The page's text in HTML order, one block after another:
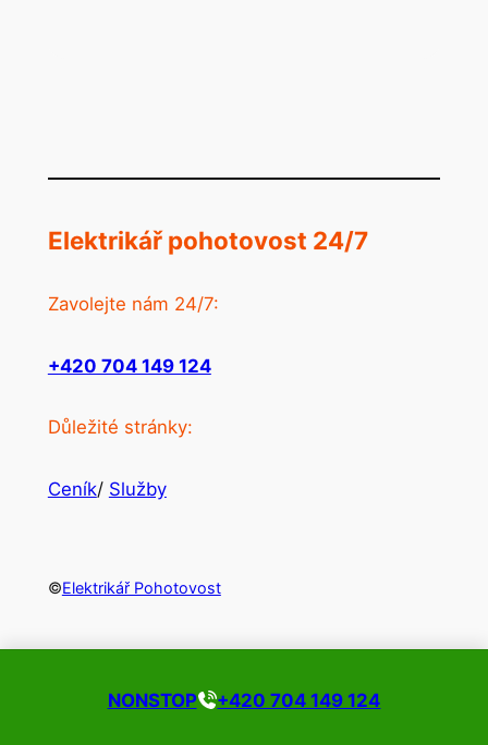
NONSTOP +420 704 149 124
Elektrikář pohotovost 24/7
Zavolejte nám 24/7:
+420 704 149 124
Důležité stránky:
Ceník/ Služby
©Elektrikář Pohotovost